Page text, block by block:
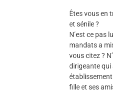
Êtes vous en
et sénile ?
N’est ce pas
mandats a
vous citez ?
dirigeante qui
fille et ses